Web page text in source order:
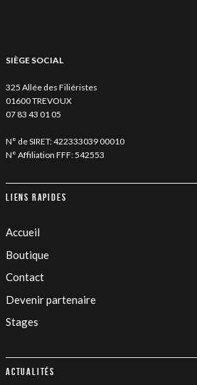
SIÈGE SOCIAL
325 Allée des Filiéristes
01600 TREVOUX
07 83 43 01 05
N° de SIRET: 422333039 00010
N° Affiliation FFF: 542553
Liens rapides
Accueil
Boutique
Contact
Devenir partenaire
Stages
Actualités